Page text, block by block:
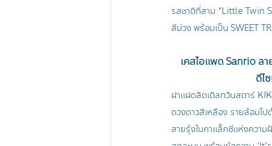
รสชาติที่สาม “Little Twin
สีม่วง พร้อมเป็น SWEET
เคสไอแพด Sanrio ล
ดีไ
ฝาแฝดลิตเติลทวินสตาร์
ดวงดาวสีเหลือง รายล้อมไ
สายรุ้งในกาแล็กซีแห่งควา